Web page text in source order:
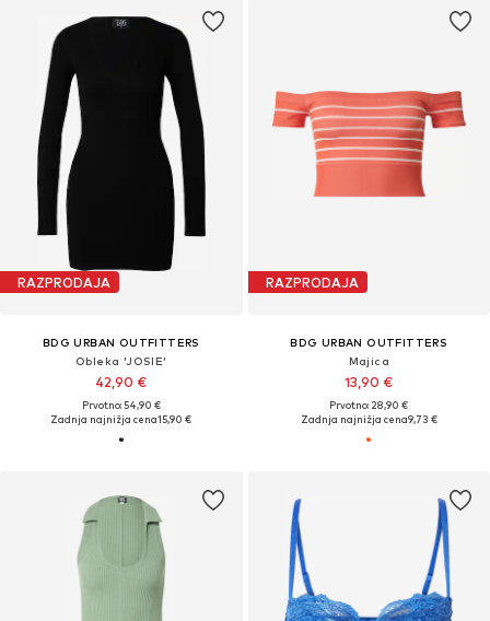
RAZPRODAJA
BDG URBAN OUTFITTERS
Obleka 'JOSIE'
42,90 €
Prvotno: 54,90 €
Zadnja najnižja cena15,90 €
RAZPRODAJA
BDG URBAN OUTFITTERS
Majica
13,90 €
Prvotno: 28,90 €
Zadnja najnižja cena9,73 €